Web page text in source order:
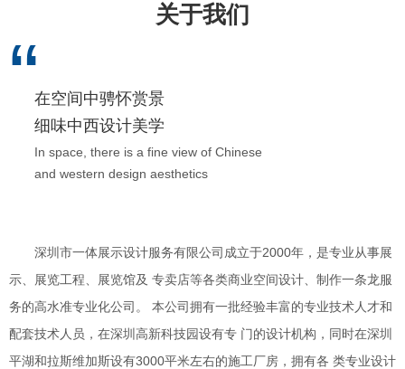
关于我们
“在空间中骋怀赏景
细味中西设计美学
In space, there is a fine view of Chinese
and western design aesthetics
深圳市一体展示设计服务有限公司成立于2000年，是专业从事展
示、展览工程、展览馆及 专卖店等各类商业空间设计、制作一条龙服
务的高水准专业化公司。 本公司拥有一批经验丰富的专业技术人才和
配套技术人员，在深圳高新科技园设有专 门的设计机构，同时在深圳
平湖和拉斯维加斯设有3000平米左右的施工厂房，拥有各 类专业设计